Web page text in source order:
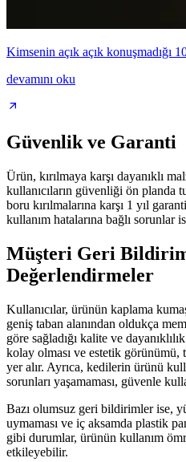
Kimsenin açık açık konuşmadığı
devamını oku
Güvenlik ve Garanti
Ürün, kırılmaya karşı dayanıklı
kullanıcıların güvenliği ön planda
boru kırılmalarına karşı 1 yıl
kullanım hatalarına bağlı sorunlar
Müşteri Geri
Değerlendirmeler
Kullanıcılar, ürünün kaplama
geniş taban alanından oldukça
göre sağladığı kalite ve
kolay olması ve estetik görünümü,
yer alır. Ayrıca, kedilerin ürünü
sorunları yaşamaması, güvenle
Bazı olumsuz geri bildirimler ise,
uymaması ve iç aksamda plastik
gibi durumlar, ürünün kullanım
etkileyebilir.